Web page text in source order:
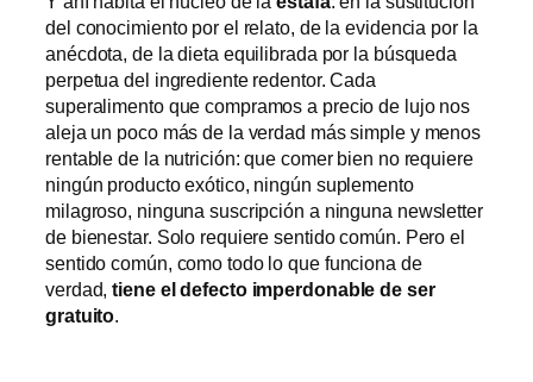
del conocimiento por el relato, de la evidencia por la
anécdota, de la dieta equilibrada por la búsqueda
perpetua del ingrediente redentor. Cada
superalimento que compramos a precio de lujo nos
aleja un poco más de la verdad más simple y menos
rentable de la nutrición: que comer bien no requiere
ningún producto exótico, ningún suplemento
milagroso, ninguna suscripción a ninguna newsletter
de bienestar. Solo requiere sentido común. Pero el
sentido común, como todo lo que funciona de
verdad,tiene el defecto imperdonable de ser
gratuito.